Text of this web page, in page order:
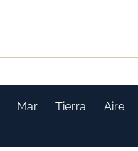
Mar Tierra Aire